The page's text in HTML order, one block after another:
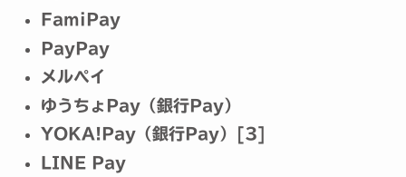
FamiPay
PayPay
メルペイ
ゆうちょPay（銀行Pay）
YOKA!Pay（銀行Pay）
[3]
LINE Pay